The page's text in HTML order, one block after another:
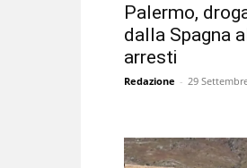
Palermo,
dalla Spagna
arresti
Redazione - 29